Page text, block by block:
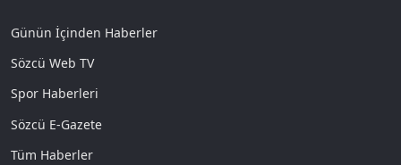
Günün İçinden Haberler
Sözcü Web TV
Spor Haberleri
Sözcü E-Gazete
Tüm Haberler